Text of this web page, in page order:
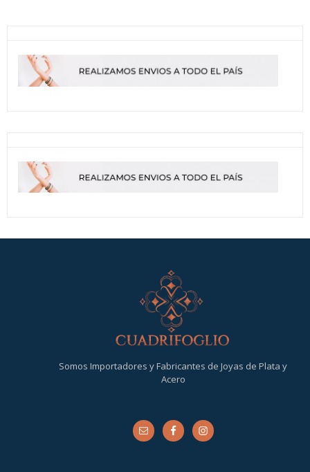
Somos Importadores y Fabricantes de Joyas de Plata y
Acero